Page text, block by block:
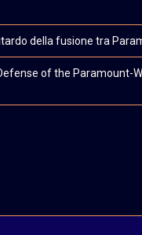
della fusione tra
of the Paramount-